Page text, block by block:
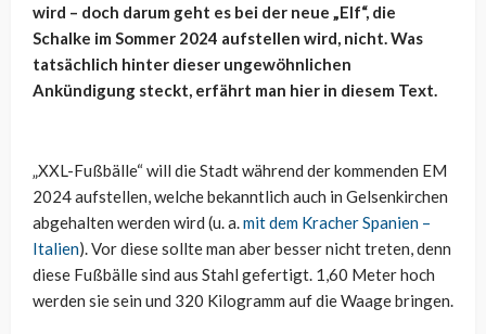
wird – doch darum geht es bei der neue „Elf“, die
Schalke im Sommer 2024 aufstellen wird, nicht. Was
tatsächlich hinter dieser ungewöhnlichen
Ankündigung steckt, erfährt man hier in diesem Text.
„XXL-Fußbälle“ will die Stadt während der kommenden EM
2024 aufstellen, welche bekanntlich auch in Gelsenkirchen
abgehalten werden wird (u. a.mit dem Kracher Spanien –
Italien). Vor diese sollte man aber besser nicht treten, denn
diese Fußbälle sind aus Stahl gefertigt. 1,60 Meter hoch
werden sie sein und 320 Kilogramm auf die Waage bringen.